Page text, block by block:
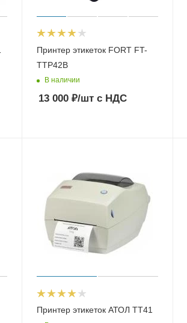
Принтер этикеток FORT FT-
TTP42B
В наличии
13 000₽/штс НДС
Принтер этикеток АТОЛ ТТ41